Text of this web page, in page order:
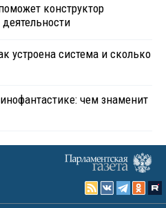
конструктор
устроена система и сколько
чем знаменит